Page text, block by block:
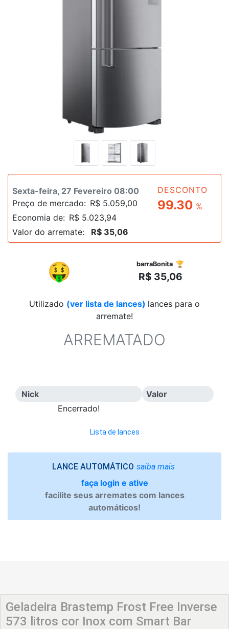
Sexta-feira, 27 Fevereiro 08:00
Preço de mercado: R$ 5.059,00
Economia de: R$ 5.023,94
Valor do arremate:
R$ 35,06
DESCONTO
99.30 %
🤑 barraBonita 🏆
R$ 35,06
Utilizado (ver lista de lances) lances para o
arremate!
ARREMATADO
Nick
Valor
Encerrado!
Lista de lances
LANCE AUTOMÁTICO saiba mais
faça login e ative
facilite seus arremates com lances
automáticos!
Geladeira Brastemp Frost Free Inverse
573 litros cor Inox com Smart Bar